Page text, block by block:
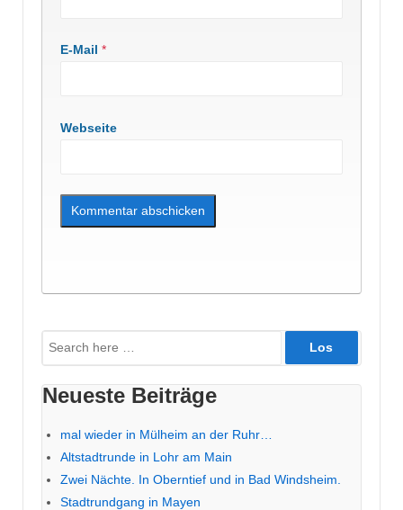
E-Mail *
Webseite
Suche
nach:
Neueste Beiträge
mal wieder in Mülheim an der Ruhr…
Altstadtrunde in Lohr am Main
Zwei Nächte. In Oberntief und in Bad Windsheim.
Stadtrundgang in Mayen